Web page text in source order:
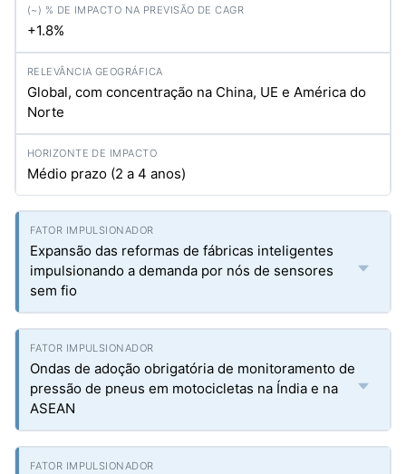
+1.8%
Global, com concentração na China, UE e América do
Norte
Médio prazo (2 a 4 anos)
Expansão das reformas de fábricas inteligentes
impulsionando a demanda por nós de sensores
sem fio
Ondas de adoção obrigatória de monitoramento de
pressão de pneus em motocicletas na Índia e na
ASEAN